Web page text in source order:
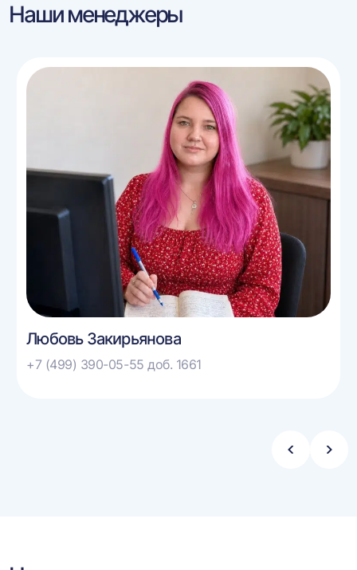
Наши менеджеры
Любовь Закирьянова
+7 (499) 390-05-55 доб. 1661
Стрелка